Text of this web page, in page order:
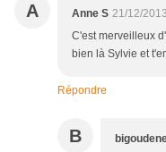
A Anne S 21/12/
C'est merveilleux
bien là Sylvie et
Répondre
B